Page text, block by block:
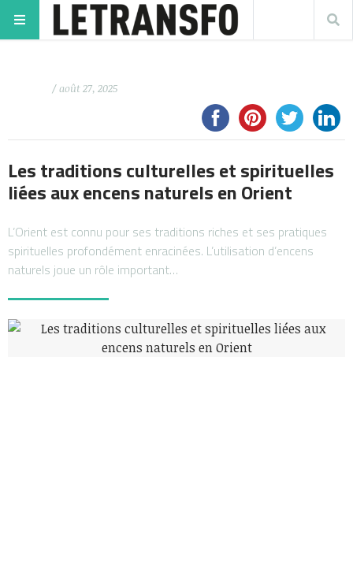
/ août 27, 2025
Les traditions culturelles et spirituelles
liées aux encens naturels en Orient
L’Orient est connu pour ses traditions riches et ses pratiques
spirituelles profondément enracinées. L’utilisation d’encens
naturels joue un rôle important…